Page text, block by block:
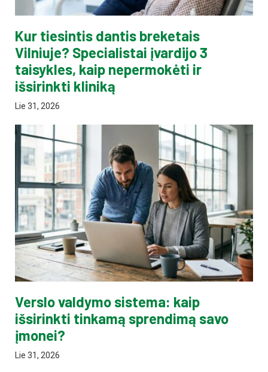
Kur tiesintis dantis breketais
Vilniuje? Specialistai įvardijo 3
taisykles, kaip nepermokėti ir
išsirinkti kliniką
Lie 31, 2026
Verslo valdymo sistema: kaip
išsirinkti tinkamą sprendimą savo
įmonei?
Lie 31, 2026